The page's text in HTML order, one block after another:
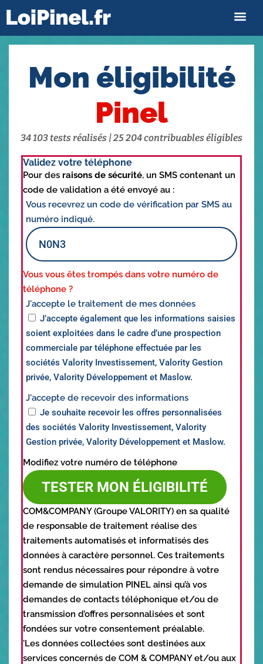
Mon éligibilité
Pinel
34 103 tests réalisés | 25 204 contribuables éligibles
Validez votre téléphone
Pour des raisons de sécurité, un SMS contenant un
code de validation a été envoyé au :
Vous recevrez un code de vérification par SMS au
numéro indiqué.
Vous vous êtes trompés dans votre numéro de
téléphone ?
J'accepte le traitement de mes données
J’accepte également que les informations saisies
soient exploitées dans le cadre d’une prospection
commerciale par téléphone effectuée par les
sociétés Valority Investissement, Valority Gestion
privée, Valority Développement et Maslow.
J'accepte de recevoir des informations
Je souhaite recevoir les offres personnalisées
des sociétés Valority Investissement, Valority
Gestion privée, Valority Développement et Maslow.
Modifiez votre numéro de téléphone
TESTER MON ÉLIGIBILITÉ
COM&COMPANY (Groupe VALORITY) en sa qualité
de responsable de traitement réalise des
traitements automatisés et informatisés des
données à caractère personnel. Ces traitements
sont rendus nécessaires pour répondre à votre
demande de simulation PINEL ainsi qu’à vos
demandes de contacts téléphonique et/ou de
transmission d’offres personnalisées et sont
fondées sur votre consentement préalable.
'Les données collectées sont destinées aux
services concernés de COM & COMPANY et/ou aux